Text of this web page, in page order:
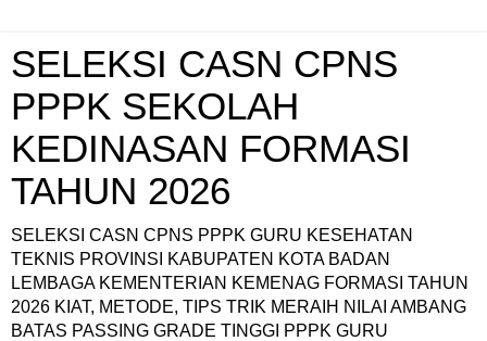
SELEKSI CASN CPNS
PPPK SEKOLAH
KEDINASAN FORMASI
TAHUN 2026
SELEKSI CASN CPNS PPPK GURU KESEHATAN
TEKNIS PROVINSI KABUPATEN KOTA BADAN
LEMBAGA KEMENTERIAN KEMENAG FORMASI TAHUN
2026 KIAT, METODE, TIPS TRIK MERAIH NILAI AMBANG
BATAS PASSING GRADE TINGGI PPPK GURU